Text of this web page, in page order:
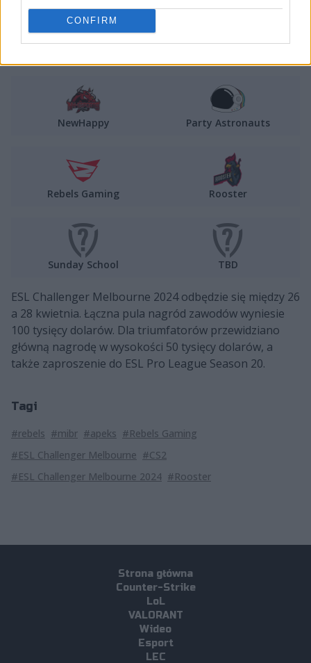
CONFIRM
NewHappy Party Astronauts
Rebels Gaming Rooster
Sunday School TBD
ESL Challenger Melbourne 2024 odbędzie się między 26
a 28 kwietnia. Łączna pula nagród zawodów wyniesie
100 tysięcy dolarów. Dla triumfatorów przewidziano
główną nagrodę w wysokości 50 tysięcy dolarów, a
także zaproszenie do ESL Pro League Season 20.
Tagi
#rebels #mibr #apeks #Rebels Gaming
#ESL Challenger Melbourne #CS2
#ESL Challenger Melbourne 2024 #Rooster
Strona główna
Counter-Strike
LoL
VALORANT
Wideo
Esport
LEC